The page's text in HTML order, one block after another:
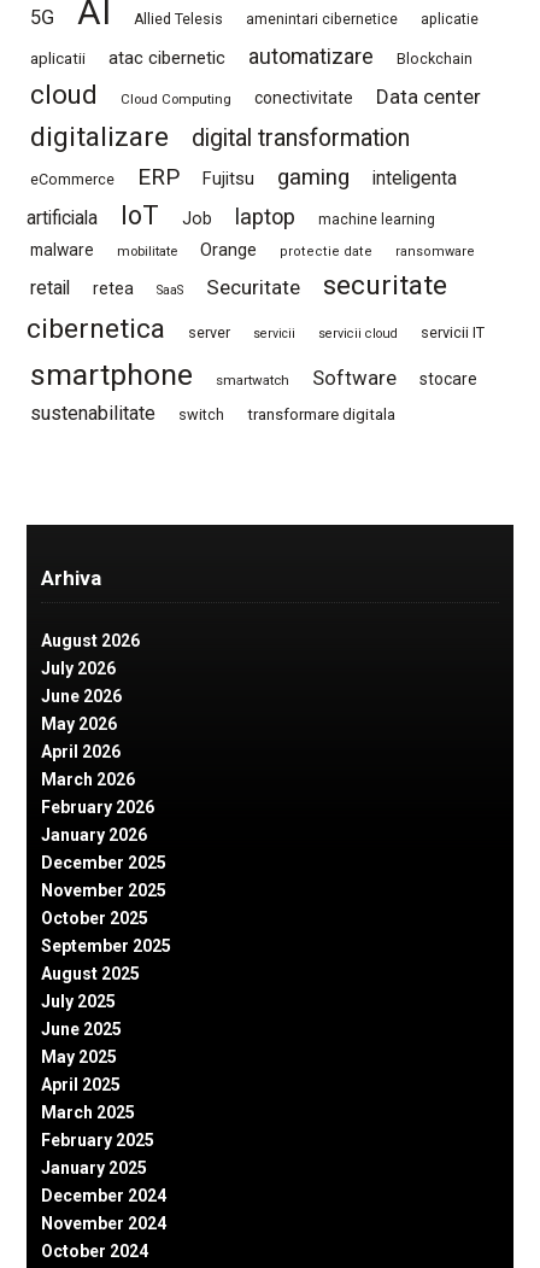
5G AI Allied Telesis amenintari cibernetice aplicatie
aplicatii atac cibernetic automatizare Blockchain
cloud Cloud Computing conectivitate Data center
digitalizare digital transformation
eCommerce ERP Fujitsu gaming
inteligenta
artificiala
IoT Job laptop machine learning
malware mobilitate Orange protectie date ransomware
retail retea SaaS Securitate
securitate
cibernetica
server servicii servicii cloud servicii IT
smartphone smartwatch Software stocare
sustenabilitate switch transformare digitala
Arhiva
August 2026
July 2026
June 2026
May 2026
April 2026
March 2026
February 2026
January 2026
December 2025
November 2025
October 2025
September 2025
August 2025
July 2025
June 2025
May 2025
April 2025
March 2025
February 2025
January 2025
December 2024
November 2024
October 2024